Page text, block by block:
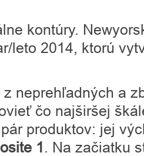
kontúry.
leto 2014, ktorú
neprehľadných a
čo najširšej
produktov: jej
1 . Na začiatku